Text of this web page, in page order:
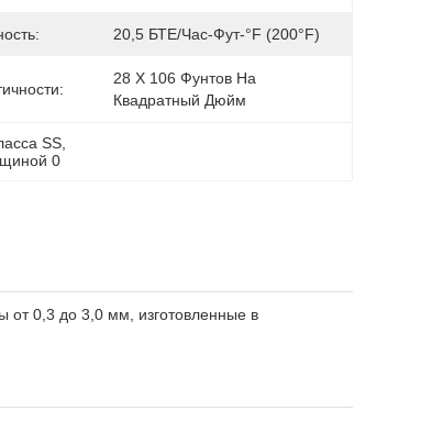
20,5 БТЕ/час-Фут-°F (200°F)
28 Х 106 Фунтов На
Квадратный Дюйм
SS
0
от 0,3 до 3,0 мм, изготовленные в